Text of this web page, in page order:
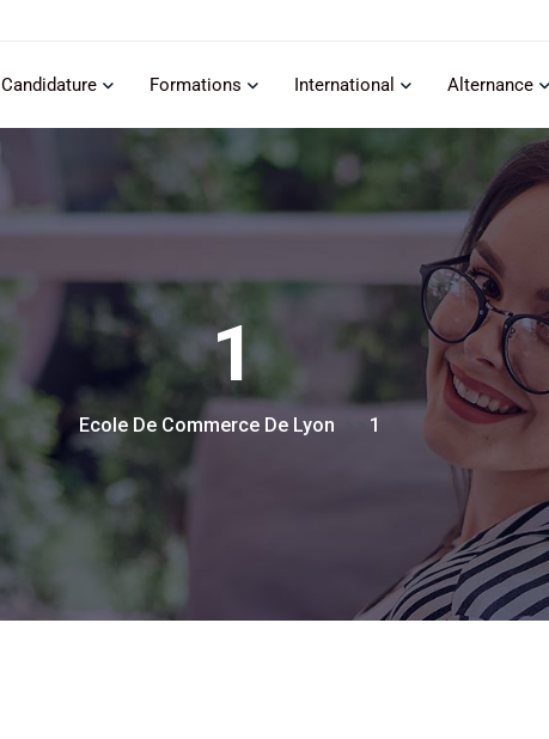
Candidature Formations International Alternance
1
Ecole De Commerce De Lyon 1